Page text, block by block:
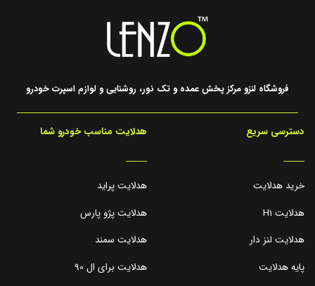
فروشگاه لنزو مرکز پخش عمده و تک نور، روشنایی و لوازم اسپرت خودرو
دسترسی سریع
_____
خرید هدلایت
هدلایت H1
هدلایت لنز دار
پایه هدلایت
هدلایت مناسب خودرو شما
_____
هدلایت پراید
هدلایت پژو پارس
هدلایت سمند
هدلایت برای ال 90